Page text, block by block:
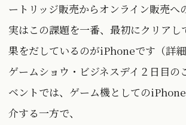
ートリッジ販売からオンライン販売へ
実はこの課題を一番、最初にクリアし
果をだしているのがiPhoneです（詳
ゲームショウ・ビジネスデイ２日目の
ベントでは、ゲーム機としての
介する一方で、